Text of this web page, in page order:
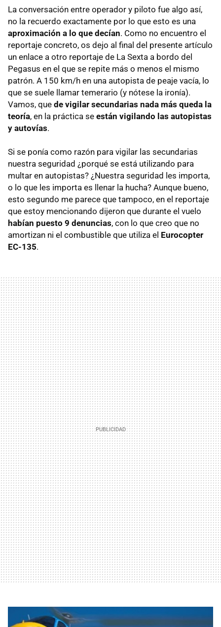
La conversación entre operador y piloto fue algo así,
no la recuerdo exactamente por lo que esto es una
aproximación a lo que decían. Como no encuentro el
reportaje concreto, os dejo al final del presente artículo
un enlace a otro reportaje de La Sexta a bordo del
Pegasus en el que se repite más o menos el mismo
patrón. A 150 km/h en una autopista de peaje vacía, lo
que se suele llamar temerario (y nótese la ironía).
Vamos, que de vigilar secundarias nada más queda la
teoría, en la práctica se están vigilando las autopistas
y autovías.
Si se ponía como razón para vigilar las secundarias
nuestra seguridad ¿porqué se está utilizando para
multar en autopistas? ¿Nuestra seguridad les importa,
o lo que les importa es llenar la hucha? Aunque bueno,
esto segundo me parece que tampoco, en el reportaje
que estoy mencionando dijeron que durante el vuelo
habían puesto 9 denuncias, con lo que creo que no
amortizan ni el combustible que utiliza el Eurocopter
EC-135.